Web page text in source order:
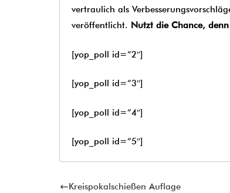
vertraulich als
veröffentlicht. Nutzt die Chance,
[yop_poll id=“2″]
[yop_poll id=“3″]
[yop_poll id=“4″]
[yop_poll id=“5″]
Kreispokalschießen Auflage